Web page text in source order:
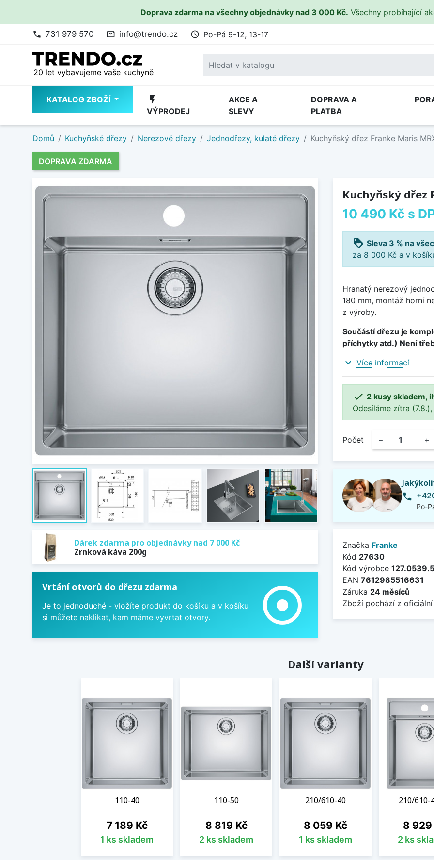
Doprava zdarma na všechny objednávky nad 3 000 Kč. Všechny probíhající
phone 731 979 570 mail_outline info@trendo.cz access_time Po-Pá 9-12, 13-17
20 let vybavujeme vaše kuchyně
KATALOG ZBOŽÍ flash_on
VÝPRODEJ
AKCE A
SLEVY
DOPRAVA A
PLATBA
Domů Kuchyňské dřezy Nerezové dřezy Jednodřezy, kulaté dřezy Kuchyňský dřez Franke Maris
DOPRAVA ZDARMA
Dárek zdarma pro objednávky nad 7 000 Kč
Zrnková káva 200g
Vrtání otvorů do dřezu zdarma
Je to jednoduché - vložíte produkt do košíku a v košíku
si můžete naklikat, kam máme vyvrtat otvory.
adjust
Kuchyňský dřez
10 490 Kč s
loyalty Sleva 3 % na
za 8 000 Kč a v
Hranatý nerezový
180 mm, montáž horní
z výroby.
Součástí dřezu je
příchytky atd.) Není
expand_more Více informací
 2 kusy skladem,
Odesíláme zítra
Počet − +
phone
Po-
Značka Franke
Kód 27630
Kód výrobce
EAN 7612985516631
Záruka 24 měsíců
Zboží pochází z
Další varianty
110-40
Cena
7 189 Kč
1 ks skladem
110-50
Cena
8 819 Kč
2 ks skladem
210/610-40
Cena
8 059 Kč
1 ks skladem
210/610-
Cena
8 929
2 ks